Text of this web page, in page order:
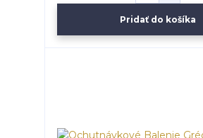
Pridať do košíka